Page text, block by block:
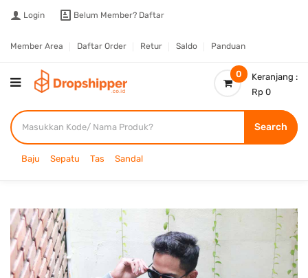
Login Belum Member? Daftar
Member Area Daftar Order Retur Saldo Panduan
0
Keranjang :
Rp 0
Search
Baju Sepatu Tas Sandal